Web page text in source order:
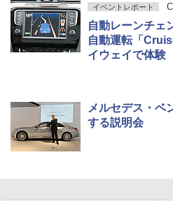
イベントレポート
自動レーンチェ
自動運転「
イウェイで体験
メルセデス・ベ
する説明会